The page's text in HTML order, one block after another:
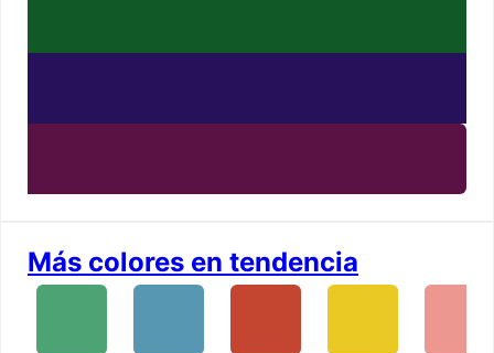
Más colores en tendencia